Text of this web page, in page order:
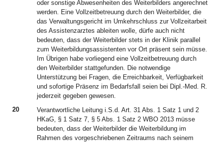
oder sonstige Abwesenheiten des Weiterbilders angerechnet
werden. Eine Vollzeitbetreuung durch den Weiterbilder, die
das Verwaltungsgericht im Umkehrschluss zur Vollzeitarbeit
des Assistenzarztes ableiten wolle, dürfe auch nicht
bedeuten, dass der Weiterbilder stets in der Klinik parallel
zum Weiterbildungsassistenten vor Ort präsent sein müsse.
Im Übrigen habe vorliegend eine Vollzeitbetreuung durch
den Weiterbilder stattgefunden. Die notwendige
Unterstützung bei Fragen, die Erreichbarkeit, Verfügbarkeit
und sofortige Präsenz im Bedarfsfall seien bei Dipl.-Med. R.
jederzeit gegeben gewesen.
20
Verantwortliche Leitung i.S.d. Art. 31 Abs. 1 Satz 1 und 2
HKaG, § 1 Satz 7, § 5 Abs. 1 Satz 2 WBO 2013 müsse
bedeuten, dass der Weiterbilder die Weiterbildung im
Rahmen des vorgeschriebenen Zeitraums nach seinem